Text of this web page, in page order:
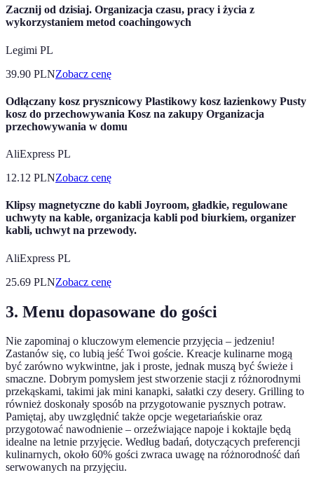
Zacznij od dzisiaj. Organizacja czasu, pracy i życia z
wykorzystaniem metod coachingowych
Legimi PL
39.90 PLNZobacz cenę
Odłączany kosz prysznicowy Plastikowy kosz łazienkowy Pusty
kosz do przechowywania Kosz na zakupy Organizacja
przechowywania w domu
AliExpress PL
12.12 PLNZobacz cenę
Klipsy magnetyczne do kabli Joyroom, gładkie, regulowane
uchwyty na kable, organizacja kabli pod biurkiem, organizer
kabli, uchwyt na przewody.
AliExpress PL
25.69 PLNZobacz cenę
3. Menu dopasowane do gości
Nie zapominaj o kluczowym elemencie przyjęcia – jedzeniu!
Zastanów się, co lubią jeść Twoi goście. Kreacje kulinarne mogą
być zarówno wykwintne, jak i proste, jednak muszą być świeże i
smaczne. Dobrym pomysłem jest stworzenie stacji z różnorodnymi
przekąskami, takimi jak mini kanapki, sałatki czy desery. Grilling to
również doskonały sposób na przygotowanie pysznych potraw.
Pamiętaj, aby uwzględnić także opcje wegetariańskie oraz
przygotować nawodnienie – orzeźwiające napoje i koktajle będą
idealne na letnie przyjęcie. Według badań, dotyczących preferencji
kulinarnych, około 60% gości zwraca uwagę na różnorodność dań
serwowanych na przyjęciu.